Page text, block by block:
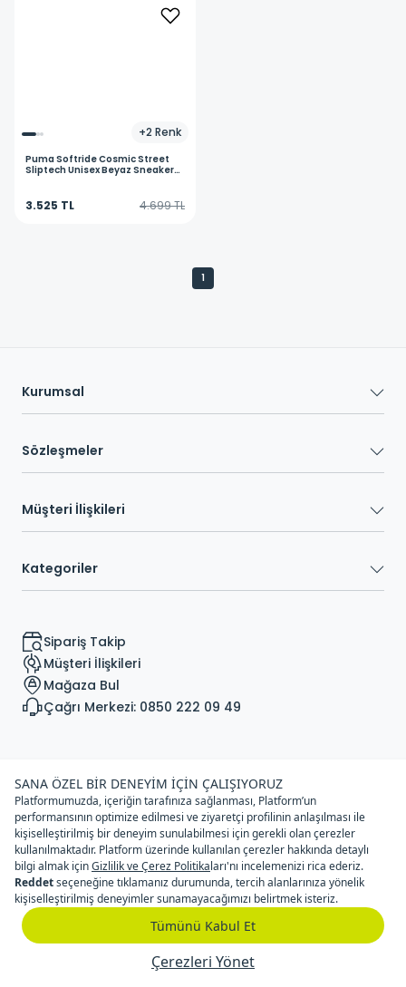
+2 Renk
PumaSoftride Cosmic Street
Sliptech Unisex Beyaz Sneaker
3.525 TL 4.699 TL
1
Kurumsal
Sözleşmeler
Müşteri İlişkileri
Kategoriler
Sipariş Takip
Müşteri İlişkileri
Mağaza Bul
Çağrı Merkezi: 0850 222 09 49
© Copyright Sportive Spor Malzemeleri Tic. A.Ş